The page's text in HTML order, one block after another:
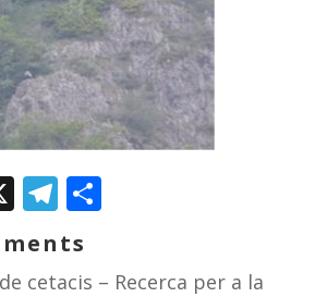
X Telegram
Comparteix
cetacis – Recerca per a la